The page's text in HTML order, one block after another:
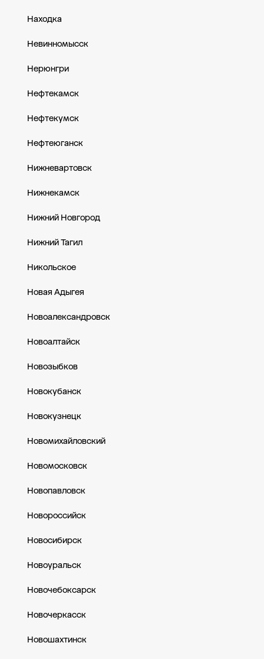
Находка
Невинномысск
Нерюнгри
Нефтекамск
Нефтекумск
Нефтеюганск
Нижневартовск
Нижнекамск
Нижний Новгород
Нижний Тагил
Никольское
Новая Адыгея
Новоалександровск
Новоалтайск
Новозыбков
Новокубанск
Новокузнецк
Новомихайловский
Новомосковск
Новопавловск
Новороссийск
Новосибирск
Новоуральск
Новочебоксарск
Новочеркасск
Новошахтинск